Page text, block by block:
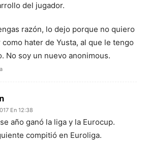
del jugador.
razón, lo dejo porque no quiero
como hater de Yusta, al que le tengo
No soy un nuevo anonimous.
En 12:38
año ganó la liga y la Eurocup.
compitió en Euroliga.